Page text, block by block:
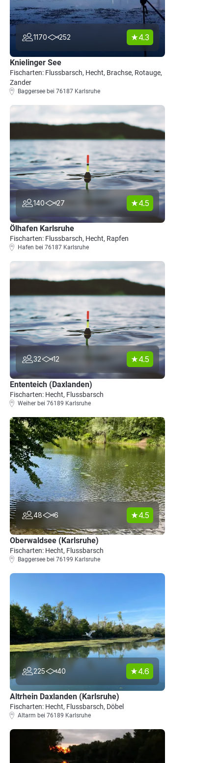
1170 252 4.3
Knielinger See
Fischarten: Flussbarsch, Hecht, Brachse, Rotauge,
Zander
Baggersee bei 76187 Karlsruhe
140 27 4.5
Ölhafen Karlsruhe
Fischarten: Flussbarsch, Hecht, Rapfen
Hafen bei 76187 Karlsruhe
32 12 4.5
Ententeich (Daxlanden)
Fischarten: Hecht, Flussbarsch
Weiher bei 76189 Karlsruhe
48 6 4.5
Oberwaldsee (Karlsruhe)
Fischarten: Hecht, Flussbarsch
Baggersee bei 76199 Karlsruhe
225 40 4.6
Altrhein Daxlanden (Karlsruhe)
Fischarten: Hecht, Flussbarsch, Döbel
Altarm bei 76189 Karlsruhe